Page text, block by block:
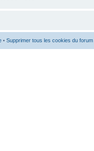
• Supprimer tous les cookies du forum